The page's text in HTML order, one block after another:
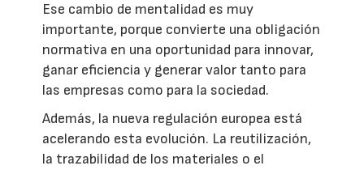
Ese cambio de mentalidad es muy
importante, porque convierte una obligación
normativa en una oportunidad para innovar,
ganar eficiencia y generar valor tanto para
las empresas como para la sociedad.
Además, la nueva regulación europea está
acelerando esta evolución. La reutilización,
la trazabilidad de los materiales o el